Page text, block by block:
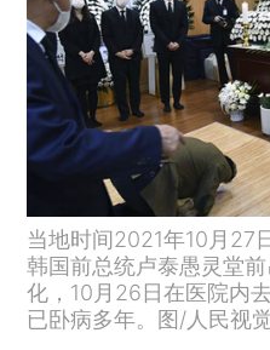
当地时间2021年10月27
韩国前总统卢泰愚灵堂
化，10月26日在医院内
已卧病多年。图/人民视